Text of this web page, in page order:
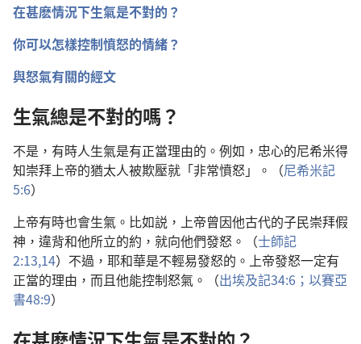
在甚麽情況下生氣是不對的？
你可以怎樣控制憤怒的情緒？
與怒氣有關的經文
生氣總是不對的嗎？
不是，有時人生氣是有正當理由的。例如，忠心的尼希米得
知崇拜上帝的猶太人被欺壓就「非常憤怒」。（尼希米記
5:6）
上帝有時也會生氣。比如説，上帝曾因他古代的子民崇拜假
神，違背和他所立的約，就向他們發怒。（士師記
2:13,14）不過，耶和華是不輕易發怒的。上帝發怒一定有
正當的理由，而且他能控制怒氣。（出埃及記34:6； 以賽亞
書48:9）